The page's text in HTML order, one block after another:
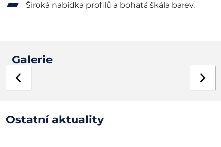
Široká nabídka profilů a bohatá škála barev.
Galerie
Ostatní aktuality